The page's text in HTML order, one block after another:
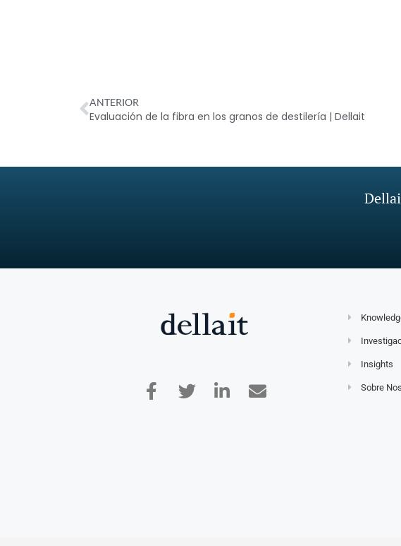
ANTERIOR
Evaluación de la fibra en los granos de destilería | Dellait
Insights
Sobre